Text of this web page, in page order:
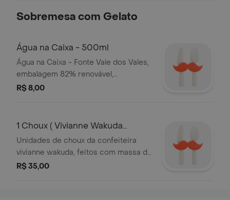
Sobremesa com Gelato
Água na Caixa - 500ml
Água na Caixa - Fonte Vale dos Vales,
embalagem 82% renovável,
reutilizável e reciclável
R$ 8,00
1 Choux ( Vivianne Wakuda
)+Gelato 150Ml
Unidades de choux da confeiteira
vivianne wakuda, feitos com massa de
carolina, crocante e aerada + 1 pote
R$ 35,00